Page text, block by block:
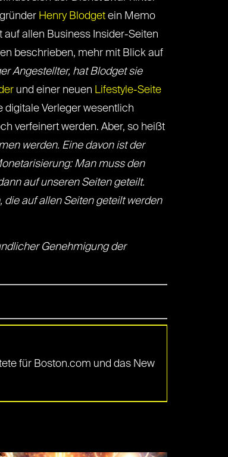
Henry Blodget ein Memo
allen Business Insider-Seiten
beschrieben, mehr mit Blick auf
Angestellter, hat Blodget sie
und einer neuen Lifestyle-Seite
digitale Verleger wesentlich
verfeinert werden. Aber, so heißt
werden. Eine davon ist der
Man muss den
auf unseren Seiten geteilt.
auf allen Seiten geteilt werden
Genehmigung der
für Boston.com und das New